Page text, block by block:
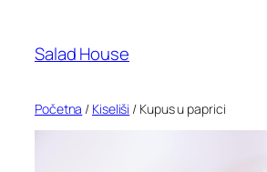
sadržaj
Salad House
Početna / Kiseliši / Kupus u paprici